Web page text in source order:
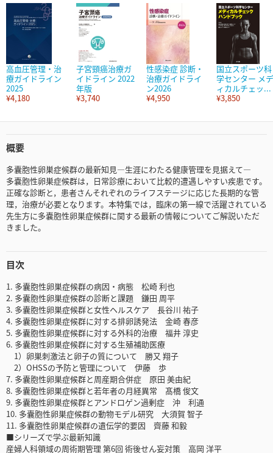
高血圧管理・治
療ガイドライン
2025
¥4,180
子宮頸癌治療ガ
イドライン 2022
年版
¥3,740
性感染症 診断・
治療ガイドライ
ン2026
¥4,950
国立スポーツ科
学センター メデ
ィカルチェッ...
¥3,850
概要
多囊胞性卵巣症候群の最新知見―生涯にわたる健康管理を見据えて―
多嚢胞性卵巣症候群は，日常診療において比較的遭遇しやすい疾患です。
正確な診断と，患者さんそれぞれのライフステージに応じた長期的な管
理，治療が必要となります。本特集では，臨床の第一線で活躍されている
先生方に多嚢胞性卵巣症候群に関する最新の情報についてご解説いただ
きました。
目次
1. 多囊胞性卵巣症候群の病因・病態 松崎 利也
2. 多囊胞性卵巣症候群の診断と課題 鎌田 周平
3. 多囊胞性卵巣症候群と女性ヘルスケア 長谷川 祐子
4. 多囊胞性卵巣症候群に対する排卵誘発法 金崎 春彦
5. 多囊胞性卵巣症候群に対する外科的治療 福井 淳史
6. 多囊胞性卵巣症候群に対する生殖補助医療
1）卵巣刺激法と卵子の質について 勝又 翔子
2）OHSSの予防と管理について 伊藤 歩
7. 多囊胞性卵巣症候群と周産期合併症 原田 美由紀
8. 多囊胞性卵巣症候群と若年者の月経異常 髙橋 俊文
9. 多囊胞性卵巣症候群とアンドロゲン過剰症 沖 利通
10. 多囊胞性卵巣症候群の動物モデル研究 大須賀 智子
11. 多囊胞性卵巣症候群の遺伝学的要因 齊藤 和毅
■シリーズで学ぶ最新知識
産婦人科領域の周術期管理 第6回 術後せん妄対策 高岡 洋平